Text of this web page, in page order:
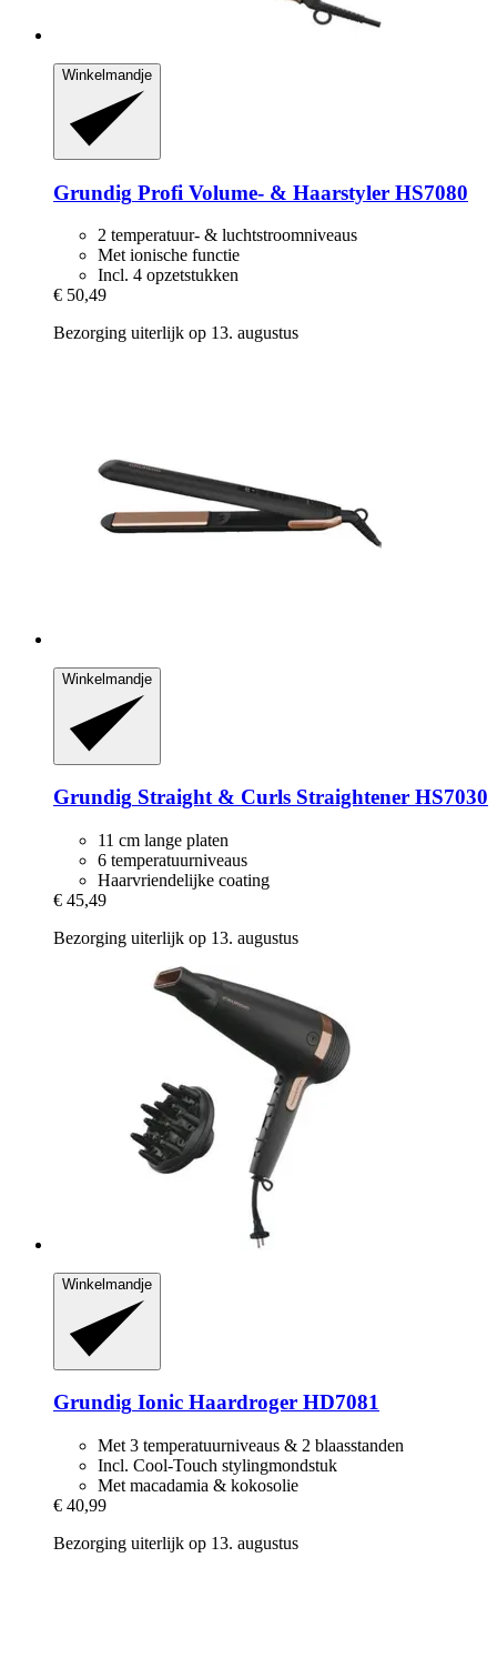
Winkelmandje
Grundig Profi Volume-​ & Haarstyler HS7080
2 temperatuur- & luchtstroomniveaus
Met ionische functie
Incl. 4 opzetstukken
€ 50,49
Bezorging uiterlijk op 13. augustus
Winkelmandje
Grundig Straight & Curls Straightener HS7030
11 cm lange platen
6 temperatuurniveaus
Haarvriendelijke coating
€ 45,49
Bezorging uiterlijk op 13. augustus
Winkelmandje
Grundig Ionic Haardroger HD7081
Met 3 temperatuurniveaus & 2 blaasstanden
Incl. Cool-Touch stylingmondstuk
Met macadamia & kokosolie
€ 40,99
Bezorging uiterlijk op 13. augustus